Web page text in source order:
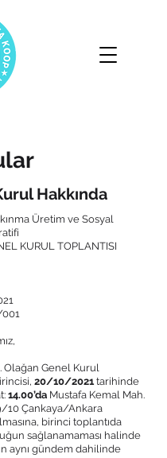
Hakkında
Üretim ve Sosyal
KURUL TOPLANTISI
001
Olağan Genel Kurul
20/10/2021tarihinde
14.00’da Mustafa Kemal Mah.
10 Çankaya/Ankara
birinci toplantıda
sağlanamaması halinde
aynı gündem dahilinde